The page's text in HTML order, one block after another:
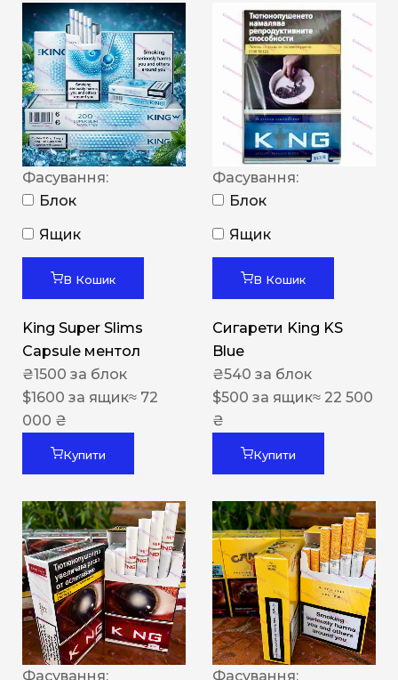
Фасування:
Блок
Ящик
В Кошик
King Super Slims
Capsule ментол
₴1500 за блок
$1600 за ящик≈ 72
000 ₴
Купити
Фасування:
Блок
Ящик
В Кошик
Сигарети King KS
Blue
₴540 за блок
$500 за ящик≈ 22 500
₴
Купити
Фасування:
Фасування: